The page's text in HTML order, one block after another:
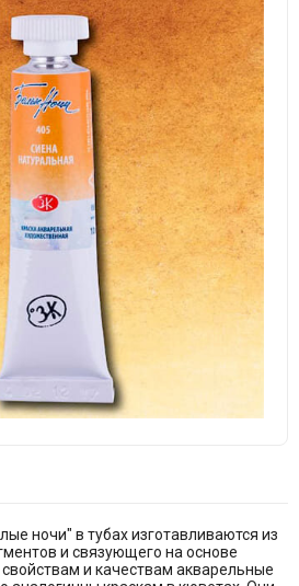
ночи" в тубах изготавливаются из
и связующего на основе
и качествам акварельные